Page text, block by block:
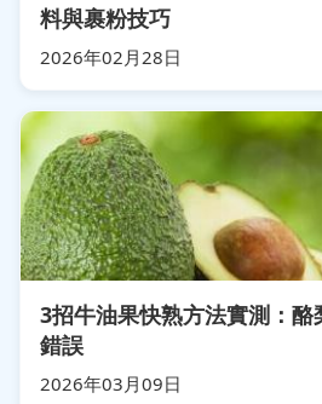
料與裹粉技巧
2026年02月28日
3招牛油果快熟方法實測：
錯誤
2026年03月09日